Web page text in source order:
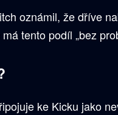
oznámil, že dříve
tento podíl „bez
ke Kicku jako